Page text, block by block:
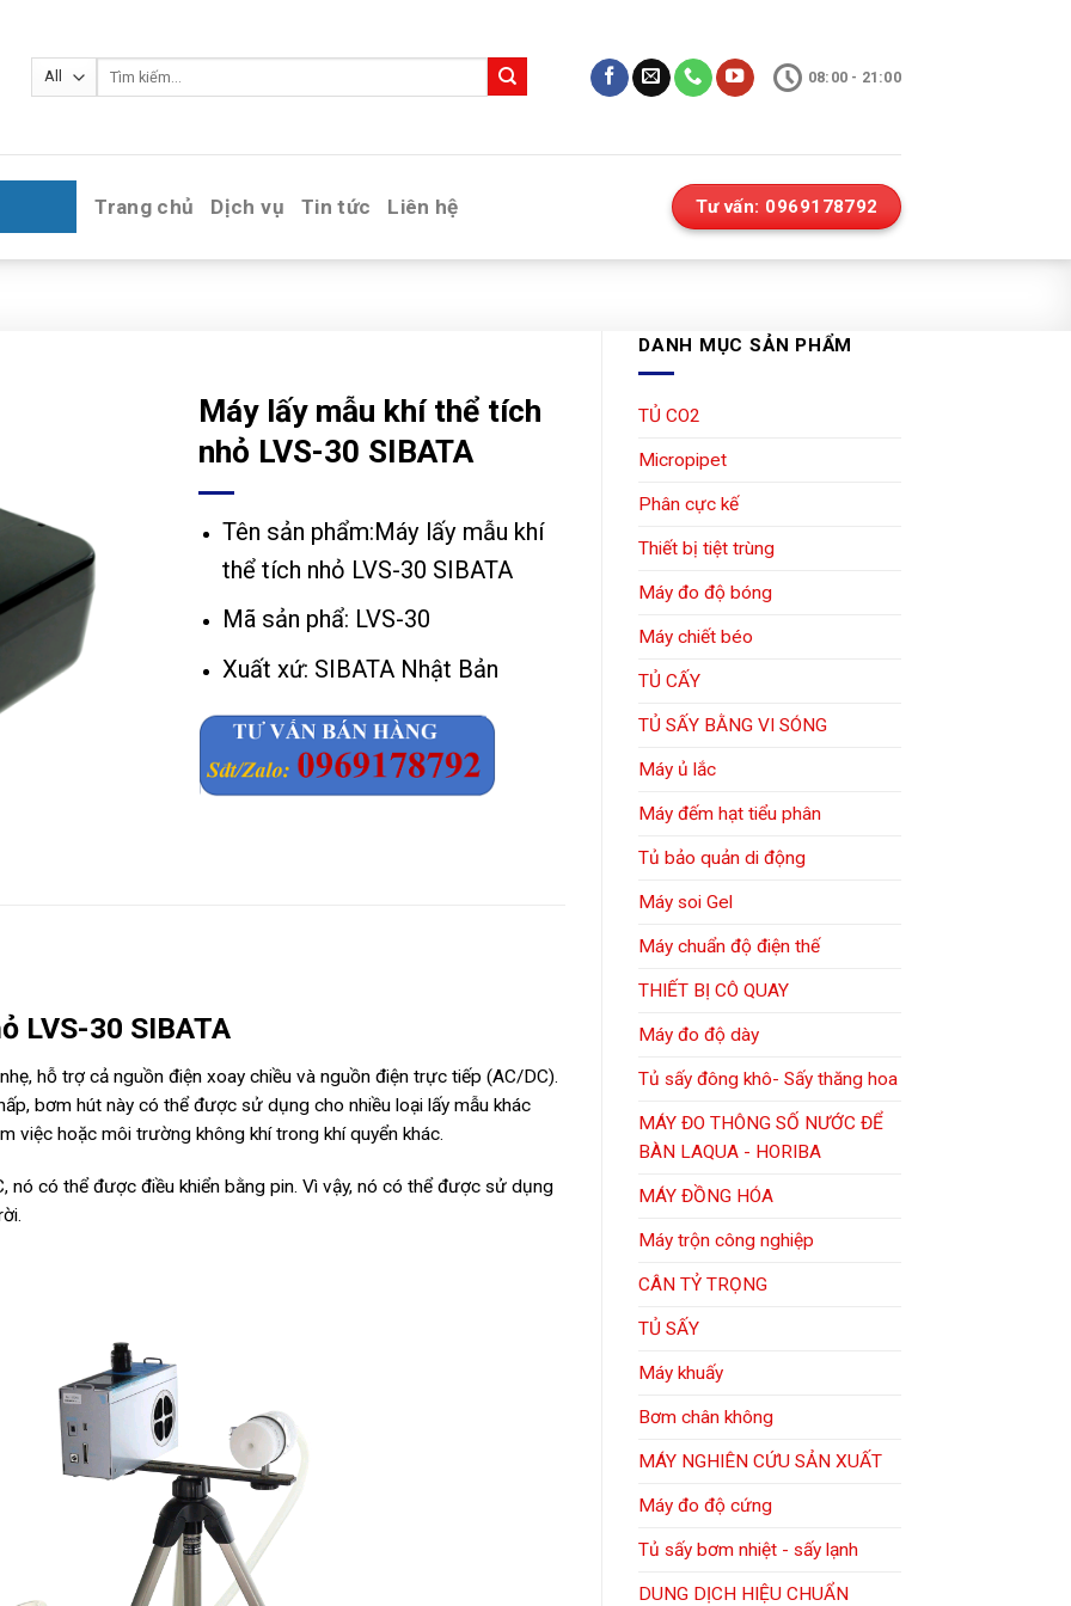
Tìm
08:00 - 21:00
Trang chủ Dịch vụ Tin tức Liên hệ Tư vấn: 0969178792
DANH MỤC SẢN PHẨM
TỦ CO2
Micropipet
Phân cực kế
Thiết bị tiệt trùng
Máy đo độ bóng
Máy chiết béo
TỦ CẤY
TỦ SẤY BẰNG VI SÓNG
Máy ủ lắc
Máy đếm hạt tiểu phân
Tủ bảo quản di động
Máy soi Gel
Máy chuẩn độ điện thế
THIẾT BỊ CÔ QUAY
Máy đo độ dày
Tủ sấy đông khô- Sấy thăng hoa
MÁY ĐO THÔNG SỐ NƯỚC ĐỂ
BÀN LAQUA - HORIBA
MÁY ĐỒNG HÓA
Máy trộn công nghiệp
CÂN TỶ TRỌNG
TỦ SẤY
Máy khuấy
Bơm chân không
MÁY NGHIÊN CỨU SẢN XUẤT
Máy đo độ cứng
Tủ sấy bơm nhiệt - sấy lạnh
DUNG DỊCH HIỆU CHUẨN
Máy lấy mẫu khí thể tích
nhỏ LVS-30 SIBATA
Tên sản phẩm:Máy lấy mẫu khí
thể tích nhỏ LVS-30 SIBATA
Mã sản phẩ: LVS-30
Xuất xứ: SIBATA Nhật Bản
LVS-30 SIBATA
hỗ trợ cả nguồn điện xoay chiều và nguồn điện trực tiếp (AC/DC).
bơm hút này có thể được sử dụng cho nhiều loại lấy mẫu khác
việc hoặc môi trường không khí trong khí quyển khác.
nó có thể được điều khiển bằng pin. Vì vậy, nó có thể được sử dụng